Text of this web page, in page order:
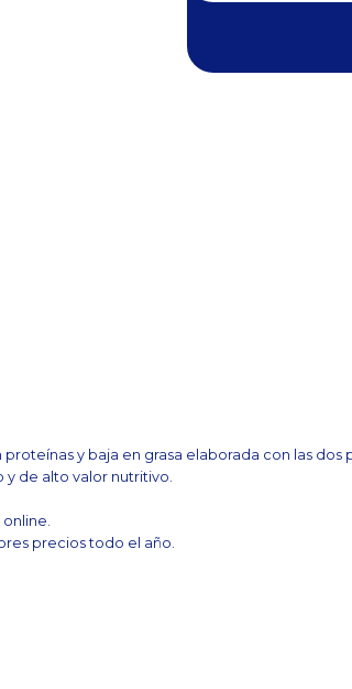
y baja en grasa elaborada con las
y de alto valor nutritivo.
precios todo el año.